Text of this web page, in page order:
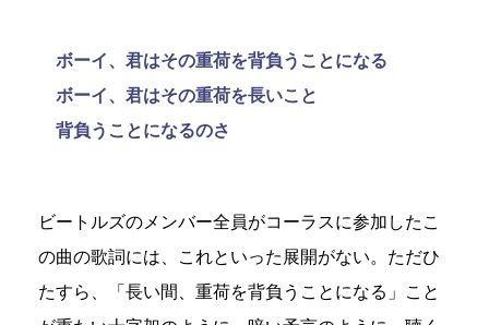
ボーイ、君はその重荷を背負うことになる
ボーイ、君はその重荷を長いこと
背負うことになるのさ
ビートルズのメンバー全員がコーラスに参加したこ
の曲の歌詞には、これといった展開がない。ただひ
たすら、「長い間、重荷を背負うことになる」こと